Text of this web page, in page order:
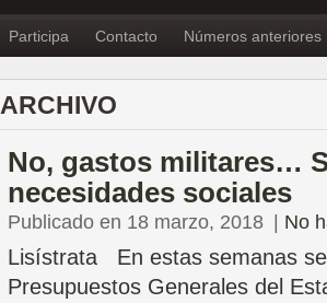
Participa Contacto Números anteriores
No, gastos militares…
necesidades sociales
Publicado en 18 marzo, 2018 No
Lisístrata En estas semanas
Presupuestos Generales del